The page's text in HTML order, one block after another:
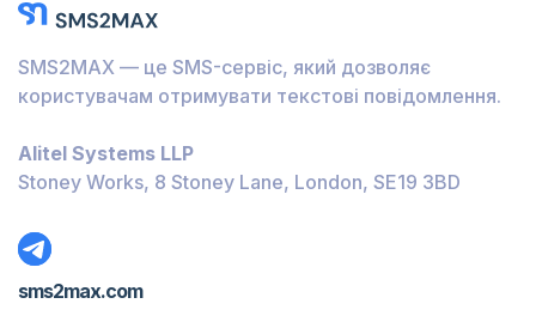
SMS2MAX — це SMS-сервіс, який дозволяє
користувачам отримувати текстові повідомлення.
Alitel Systems LLP
Stoney Works, 8 Stoney Lane, London, SE19 3BD
sms2max.com